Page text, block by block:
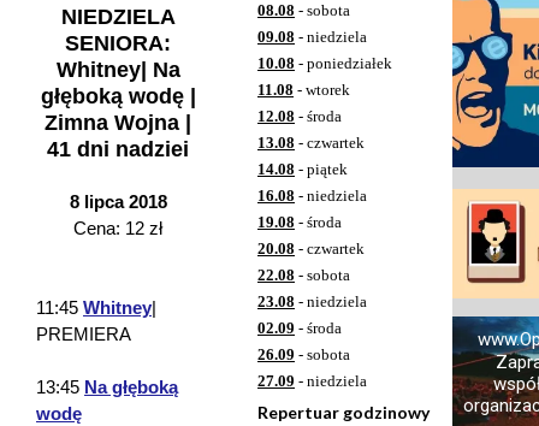
NIEDZIELA
SENIORA:
Whitney| Na
głęboką wodę |
Zimna Wojna |
41 dni nadziei
8 lipca 2018
Cena: 12 zł
11:45 Whitney|
PREMIERA
13:45 Na głęboką
wodę
08.08 - sobota
09.08 - niedziela
10.08 - poniedziałek
11.08 - wtorek
12.08 - środa
13.08 - czwartek
14.08 - piątek
16.08 - niedziela
19.08 - środa
20.08 - czwartek
22.08 - sobota
23.08 - niedziela
02.09 - środa
26.09 - sobota
27.09 - niedziela
Repertuar godzinowy